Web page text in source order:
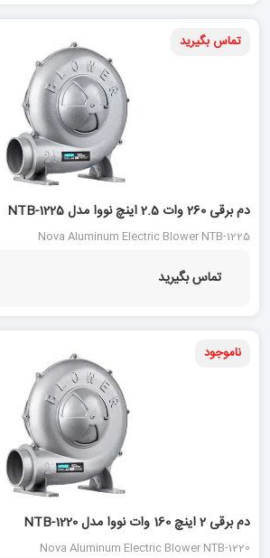
تماس بگیرید
دم برقی 260 وات 2.5 اینچ نووا مدل NTB-1225
Nova Aluminum Electric Blower NTB-1225
تماس بگیرید
ناموجود
5 %
دم برقی 2 اینچ 160 وات نووا مدل NTB-1220
Nova Aluminum Electric Blower NTB-1220